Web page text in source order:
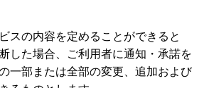
スの内容を定めることができると
した場合、ご利用者に通知・承諾を
一部または全部の変更、追加および